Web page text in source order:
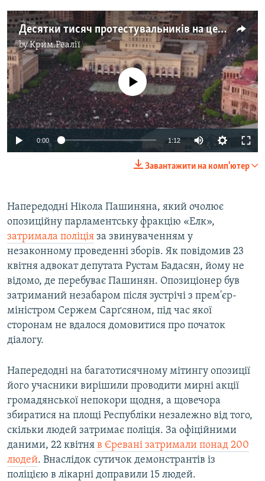
Десятки тисяч протестувальників на центральній площі Єревана – відео з дрона
byКрим.Реалії
No media source currently available
0:00 1:12
Завантажити на комп'ютер
Напередодні Нікола Пашиняна, який очолює
опозиційну парламентську фракцію «Елк»,
затримала поліція за звинуваченням у
незаконному проведенні зборів. Як повідомив 23
квітня адвокат депутата Рустам Бадасян, йому не
відомо, де перебуває Пашинян. Опозиціонер був
затриманий незабаром після зустрічі з прем'єр-
міністром Сержем Сарґсяном, під час якої
сторонам не вдалося домовитися про початок
діалогу.
Напередодні на багатотисячному мітингу опозиції
його учасники вирішили проводити мирні акції
громадянської непокори щодня, а щовечора
збиратися на площі Республіки незалежно від того,
скільки людей затримає поліція. За офіційними
даними, 22 квітня в Єревані затримали понад 200
людей. Внаслідок сутичок демонстрантів із
поліцією в лікарні доправили 15 людей.